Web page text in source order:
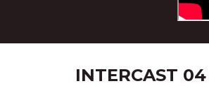
INTERCAST